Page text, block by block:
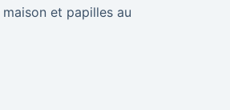
et papilles au